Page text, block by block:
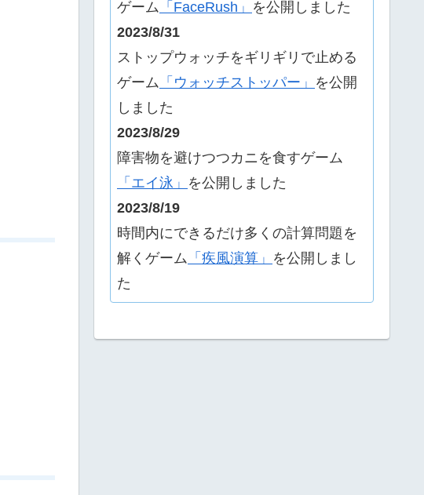
ゲーム 「FaceRush」 を公開しました
2023/8/31
ストップウォッチをギリギリで止める
ゲーム 「ウォッチストッパー」 を公開
しました
2023/8/29
障害物を避けつつカニを食すゲーム
「エイ泳」 を公開しました
2023/8/19
時間内にできるだけ多くの計算問題を
解くゲーム 「疾風演算」 を公開しまし
た